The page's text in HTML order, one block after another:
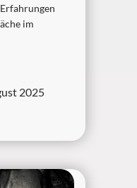
im
2025